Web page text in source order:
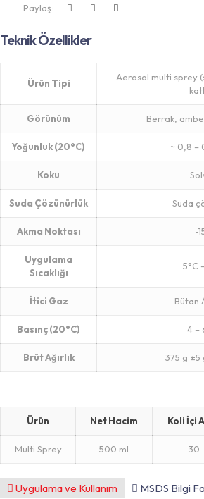
Paylaş:
Teknik Özellikler
Ürün Tipi
Aerosol multi sprey
Görünüm Berrak,
Yoğunluk (20°C) ~ 0,8 –
Koku
Suda Çözünürlük Suda
Akma Noktası -
Uygulama
Sıcaklığı
5°C
İtici Gaz Bütan
Basınç (20°C) 4 –
Brüt Ağırlık 375 g ±5
Ürün Net Hacim Koli İçi
Multi Sprey 500 ml 30
Uygulama ve Kullanım
MSDS Bilgi